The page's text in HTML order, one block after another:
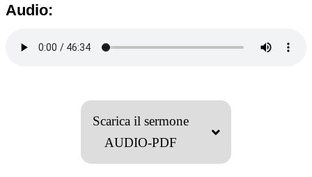
Audio:
Scarica il sermone
AUDIO-PDF